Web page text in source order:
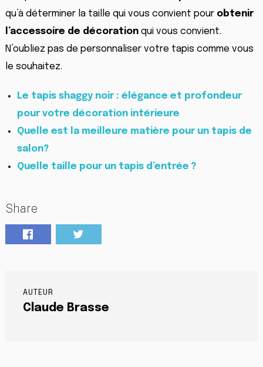
qu’à déterminer la taille qui vous convient pour obtenir
l’accessoire de décorationqui vous convient.
N’oubliez pas de personnaliser votre tapis comme vous
le souhaitez.
Le tapis shaggy noir : élégance et profondeur
pour votre décoration intérieure
Quelle est la meilleure matière pour un tapis de
salon?
Quelle taille pour un tapis d’entrée ?
Share
AUTEUR
Claude Brasse